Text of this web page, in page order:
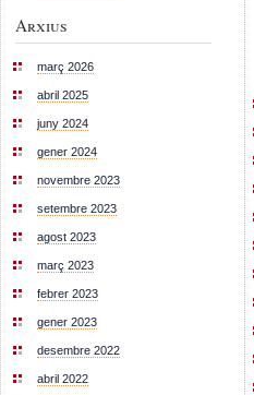
Arxius
març 2026
abril 2025
juny 2024
gener 2024
novembre 2023
setembre 2023
agost 2023
març 2023
febrer 2023
gener 2023
desembre 2022
abril 2022